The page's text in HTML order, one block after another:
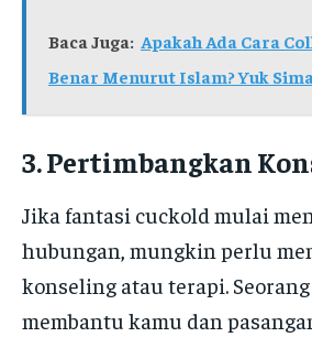
Baca Juga: Apakah Ada Cara
Benar Menurut Islam? Yuk
3. Pertimbangkan
Jika fantasi cuckold mulai
hubungan, mungkin perlu
konseling atau terapi.
membantu kamu dan